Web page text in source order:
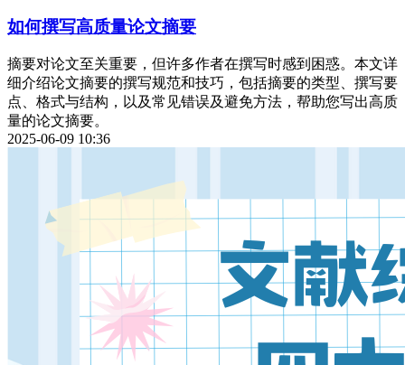
如何撰写高质量论文摘要
摘要对论文至关重要，但许多作者在撰写时感到困惑。本文详
细介绍论文摘要的撰写规范和技巧，包括摘要的类型、撰写要
点、格式与结构，以及常见错误及避免方法，帮助您写出高质
量的论文摘要。
2025-06-09 10:36